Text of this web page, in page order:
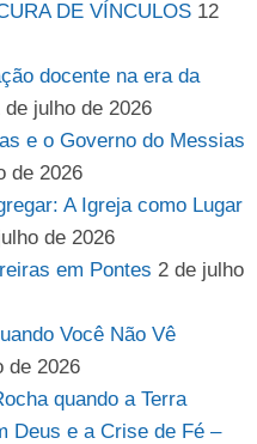
DE VÍNCULOS 12
docente na era da
de julho de 2026
e o Governo do Messias
de 2026
A Igreja como Lugar
de 2026
em Pontes 2 de julho
Você Não Vê
de 2026
quando a Terra
Deus e a Crise de Fé –